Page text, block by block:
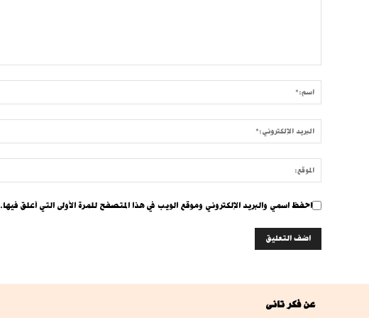
احفظ اسمي والبريد الإلكتروني وموقع الويب في هذا المتصفح للمرة الأولى التي أعلق فيها.
عن فكر تانى